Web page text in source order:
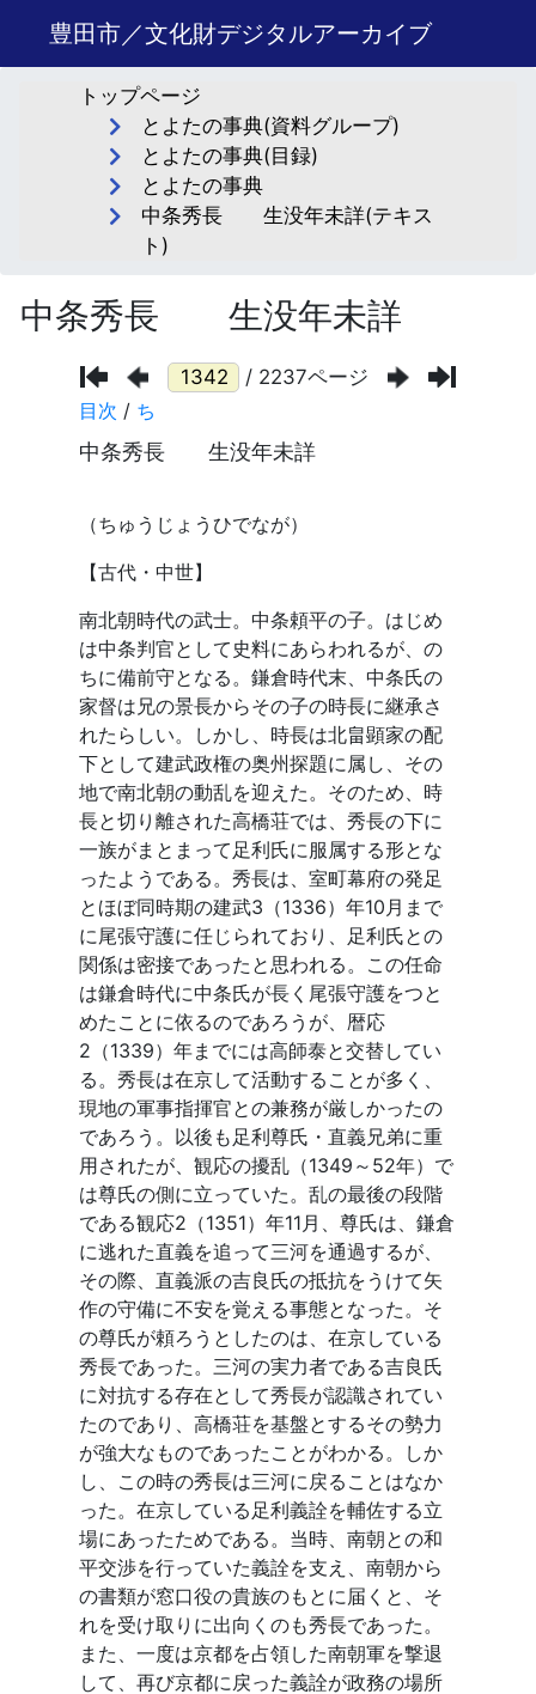
豊田市／文化財デジタルアーカイブ
トップページ
とよたの事典(資料グループ)
とよたの事典(目録)
とよたの事典
中条秀長 生没年未詳(テキス
ト)
中条秀長 生没年未詳
/ 2237ページ